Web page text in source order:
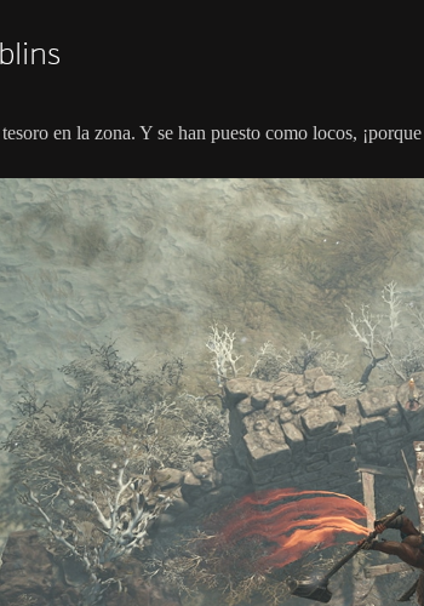
en la zona. Y se han puesto como locos,